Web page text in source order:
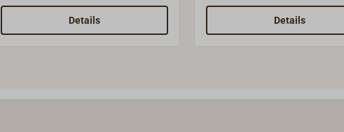
und liegen angenehm in der
Hand. Das Drehlager ist im Griff
Details
Schaftgewinde ist M12,
60 mm, der Griff hat eine
Details